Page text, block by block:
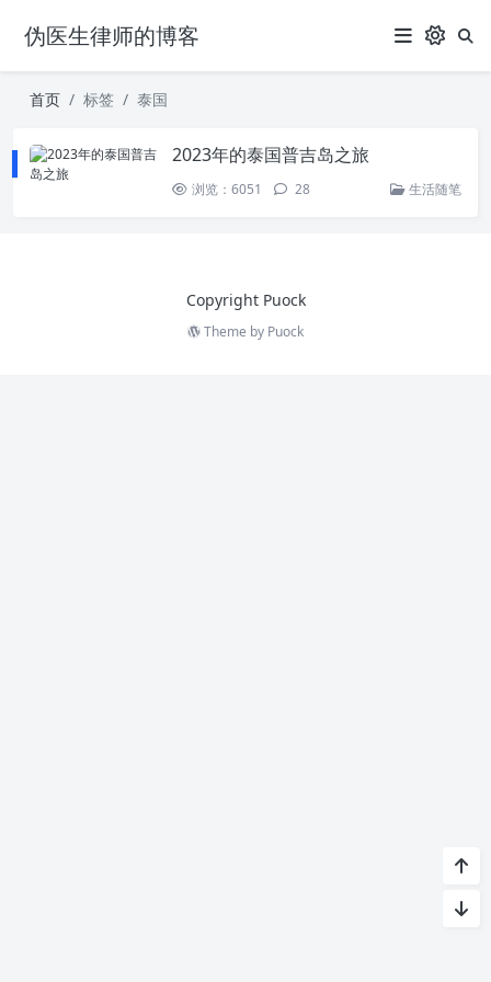
伪医生律师的博客
首页 标签 泰国
2023年的泰国普吉岛之旅
浏览：6051 28 生活随笔
Copyright Puock
Theme by Puock